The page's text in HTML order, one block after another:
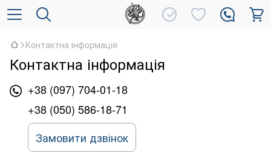
Контактна інформація
Контактна інформація
+38 (097) 704-01-18
+38 (050) 586-18-71
Замовити дзвінок